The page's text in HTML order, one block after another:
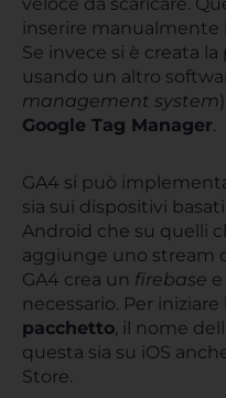
inserire manualmente
Se invece si è creata
usando un altro
management system
Google Tag Manager.
GA4 si può
sia sui dispositivi
Android che su quelli
aggiunge uno stream
GA4 crea un firebase
necessario. Per
pacchetto, il nome
questa sia su iOS
Store.